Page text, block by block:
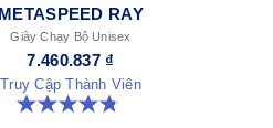
RAY
Giày Chạy Bộ Unisex
7.460.837 ₫
Truy Cập Thành Viên
4.8 trong số 5 sao. 186 đánh giá